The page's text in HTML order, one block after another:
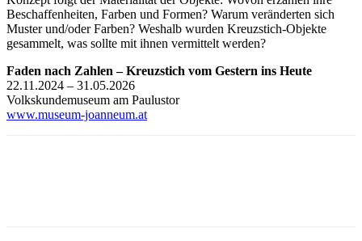
Beschaffenheiten, Farben und Formen? Warum veränderten sich
Muster und/oder Farben? Weshalb wurden Kreuzstich-Objekte
gesammelt, was sollte mit ihnen vermittelt werden?
Faden nach Zahlen – Kreuzstich vom Gestern ins Heute
22.11.2024 – 31.05.2026
Volkskundemuseum am Paulustor
www.museum-joanneum.at